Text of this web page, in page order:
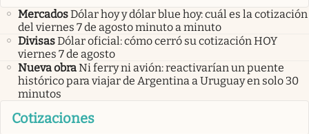
MercadosDólar hoy y dólar blue hoy: cuál es la cotización
del viernes 7 de agosto minuto a minuto
DivisasDólar oficial: cómo cerró su cotización HOY
viernes 7 de agosto
Nueva obraNi ferry ni avión: reactivarían un puente
histórico para viajar de Argentina a Uruguay en solo 30
minutos
Cotizaciones